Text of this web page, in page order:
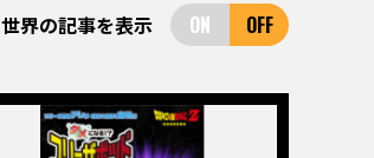
世界の記事を表示